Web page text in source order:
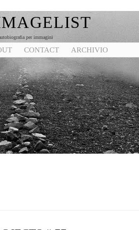
per immagini
CONTACT ARCHIVIO